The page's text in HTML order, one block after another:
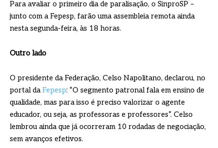
Para avaliar o primeiro dia de paralisação, o SinproSP –
junto com a Fepesp, farão uma assembleia remota ainda
nesta segunda-feira, às 18 horas.
Outro lado
O presidente da Federação, Celso Napolitano, declarou, no
portal daFepesp: “O segmento patronal fala em ensino de
qualidade, mas para isso é preciso valorizar o agente
educador, ou seja, as professoras e professores”. Celso
lembrou ainda que já ocorreram 10 rodadas de negociação,
sem avanços efetivos.